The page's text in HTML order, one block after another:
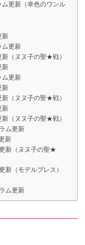
更新（幸色のワンル
新
ム更新
（ヌヌ子の聖★戦）
新
ム更新
新
（ヌヌ子の聖★戦）
新
（ヌヌ子の聖★戦）
ム更新
新
新（ヌヌ子の聖★
新（モデルプレス）
ム更新